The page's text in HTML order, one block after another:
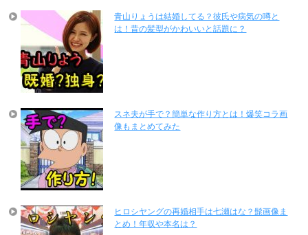
青山りょうは結婚してる？彼氏や病気の噂と
は！昔の髪型がかわいいと話題に？
スネ夫が手で？簡単な作り方とは！爆笑コラ画
像もまとめてみた
ヒロシヤングの再婚相手は七瀬はな？髭画像ま
とめ！年収や本名は？